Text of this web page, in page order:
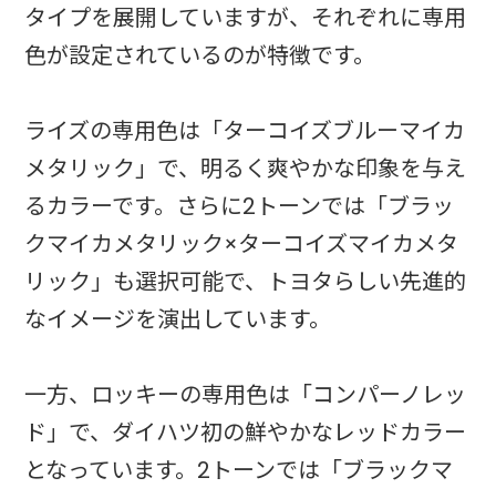
タイプを展開していますが、それぞれに専用
色が設定されているのが特徴です。
ライズの専用色は「ターコイズブルーマイカ
メタリック」で、明るく爽やかな印象を与え
るカラーです。さらに2トーンでは「ブラッ
クマイカメタリック×ターコイズマイカメタ
リック」も選択可能で、トヨタらしい先進的
なイメージを演出しています。
一方、ロッキーの専用色は「コンパーノレッ
ド」で、ダイハツ初の鮮やかなレッドカラー
となっています。2トーンでは「ブラックマ